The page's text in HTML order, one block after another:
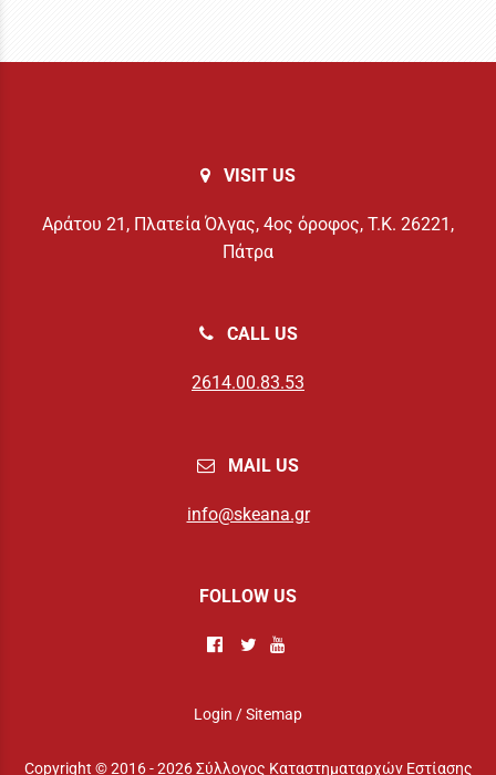
VISIT US
Αράτου 21, Πλατεία Όλγας, 4ος όροφος, Τ.Κ. 26221,
Πάτρα
CALL US
2614.00.83.53
MAIL US
info@skeana.gr
FOLLOW US
Login /Sitemap
Copyright © 2016 - 2026 Σύλλογος Καταστηματαρχών Εστίασης